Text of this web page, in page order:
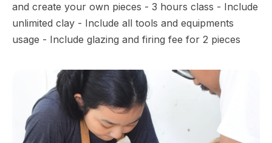
and create your own pieces - 3 hours class - Include
unlimited clay - Include all tools and equipments
usage - Include glazing and firing fee for 2 pieces